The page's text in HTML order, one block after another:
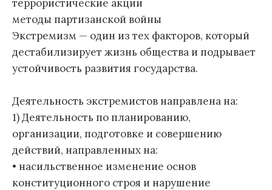
террористические акции
методы партизанской войны
Экстремизм — один из тех факторов, который
дестабилизирует жизнь общества и подрывает
устойчивость развития государства.
Деятельность экстремистов направлена на:
1) Деятельность по планированию,
организации, подготовке и совершению
действий, направленных на:
• насильственное изменение основ
конституционного строя и нарушение